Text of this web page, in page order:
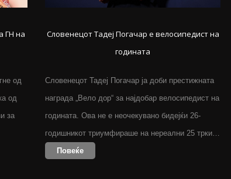
ГН на
од
од
за
Словенецот Тадеј Погачар е велосипедист на
годината
Словенецот Тадеј Погачар ја доби престижната
награда „Вело дор“ за најдобар велосипедист на
годината. Ова не е неочекувано бидејќи 26-
годишникот триумфираше на нереални 25 трки…
Повеќе